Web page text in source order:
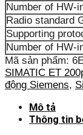
Number of HW-
Radio standard
Supporting
Number of HW-
Mã sản phẩm:
SIMATIC ET
động Siemens,
Mô tả
Thông tin